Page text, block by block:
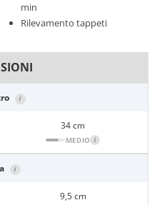
min
Rilevamento tappeti
i
34 cm
MEDIO i
i
9,5 cm